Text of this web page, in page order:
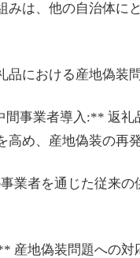
みは、他の自治体に
における産地偽装
事業者導入:** 返礼
め、産地偽装の再
業者を通じた従来
産地偽装問題への対